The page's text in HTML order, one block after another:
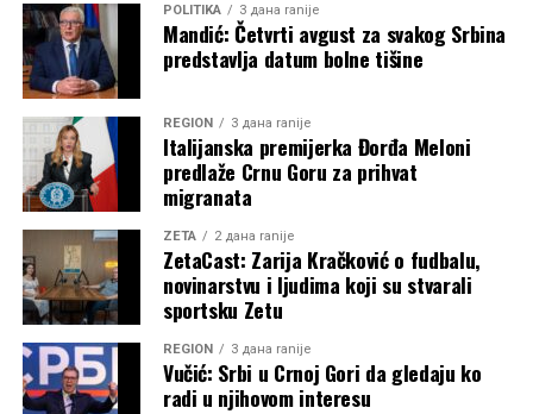
POLITIKA 3 дана ranije
Mandić: Četvrti avgust za svakog Srbina
predstavlja datum bolne tišine
REGION 3 дана ranije
Italijanska premijerka Đorđa Meloni
predlaže Crnu Goru za prihvat
migranata
ZETA 2 дана ranije
ZetaCast: Zarija Kračković o fudbalu,
novinarstvu i ljudima koji su stvarali
sportsku Zetu
REGION 3 дана ranije
Vučić: Srbi u Crnoj Gori da gledaju ko
radi u njihovom interesu